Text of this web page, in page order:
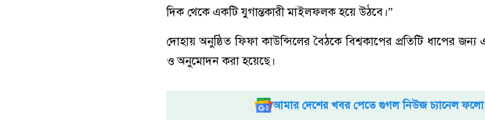
দিক থেকে একটি যুগান্তকারী মাইলফলক হয়ে উঠবে।”
দোহায় অনুষ্ঠিত ফিফা কাউন্সিলের বৈঠকে বিশ্বকাপের প্রতিটি ধাপের জন্য
ও অনুমোদন করা হয়েছে।
আমার দেশের খবর পেতে গুগল নিউজ চ্যানেল